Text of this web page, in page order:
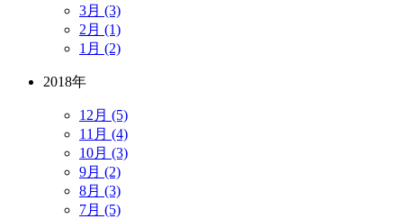
3月 (3)
2月 (1)
1月 (2)
2018年
12月 (5)
11月 (4)
10月 (3)
9月 (2)
8月 (3)
7月 (5)